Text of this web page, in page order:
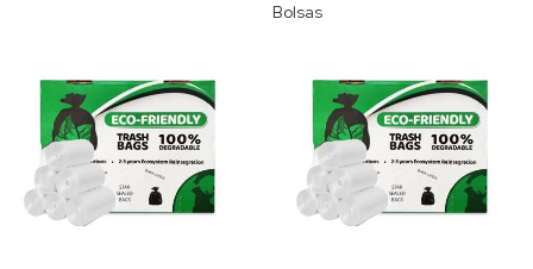
Bolsas